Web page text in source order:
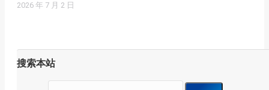
2026 年 7 月 2 日
搜索本站